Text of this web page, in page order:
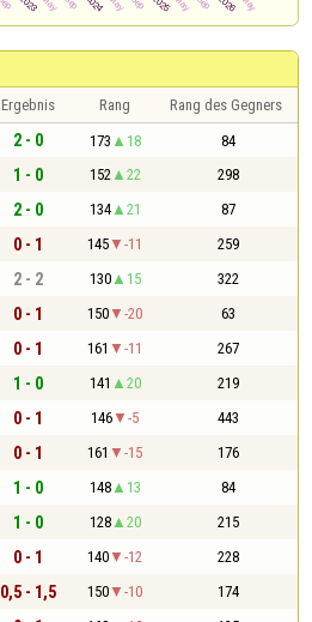
Ergebnis Rang Rang des Gegners
2 - 0 173 18 84
1 - 0 152 22 298
2 - 0 134 21 87
0 - 1 145 -11 259
2 - 2 130 15 322
0 - 1 150 -20 63
0 - 1 161 -11 267
1 - 0 141 20 219
0 - 1 146 -5 443
0 - 1 161 -15 176
1 - 0 148 13 84
1 - 0 128 20 215
0 - 1 140 -12 228
0,5 - 1,5 150 -10 174